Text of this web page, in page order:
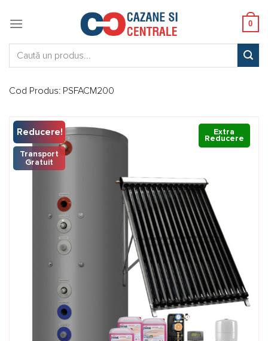
0
Cod Produs: PSFACM200
Reducere!
Transport
Gratuit
Extra
Reducere
Extra
Reducere